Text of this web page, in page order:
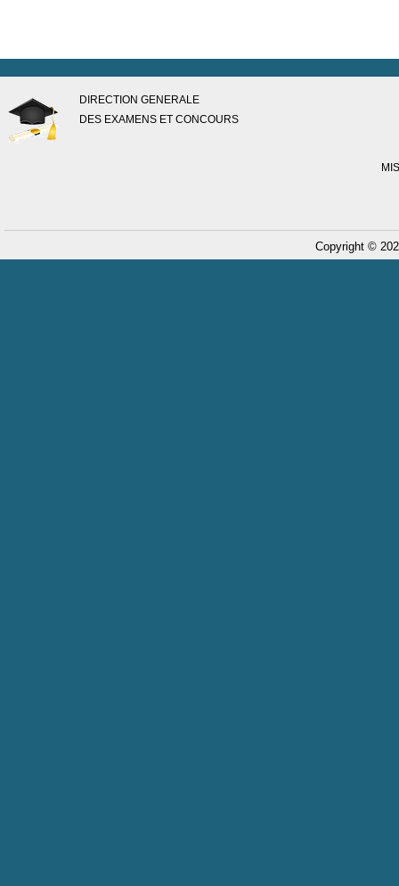
DIRECTION GENERALE
DES EXAMENS ET CONCOURS
Copyright ©